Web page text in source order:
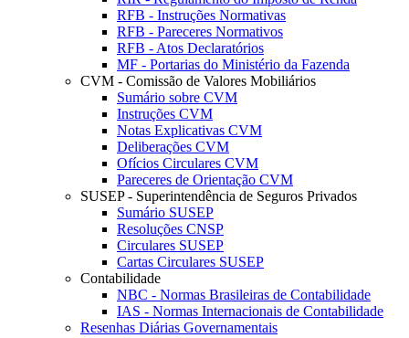
RFB - Instruções Normativas
RFB - Pareceres Normativos
RFB - Atos Declaratórios
MF - Portarias do Ministério da Fazenda
CVM - Comissão de Valores Mobiliários
Sumário sobre CVM
Instruções CVM
Notas Explicativas CVM
Deliberações CVM
Ofícios Circulares CVM
Pareceres de Orientação CVM
SUSEP - Superintendência de Seguros Privados
Sumário SUSEP
Resoluções CNSP
Circulares SUSEP
Cartas Circulares SUSEP
Contabilidade
NBC - Normas Brasileiras de Contabilidade
IAS - Normas Internacionais de Contabilidade
Resenhas Diárias Governamentais